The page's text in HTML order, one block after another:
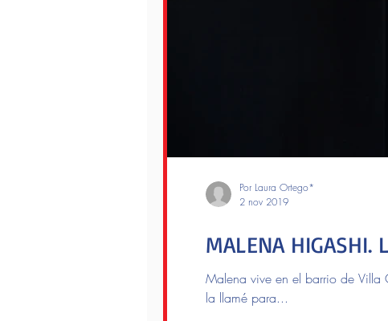
MALENA
Malena vive en el barrio de Villa
la llamé para...
Por Laura Ortego*
2 nov 2019